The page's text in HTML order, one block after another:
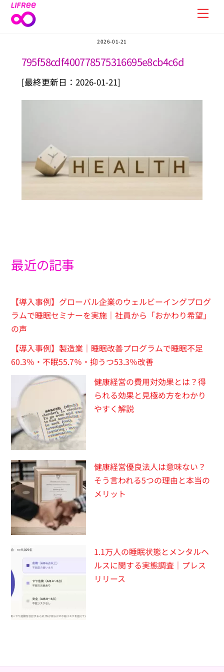
Skip
2026-01-21
795f58cdf400778575316695e8cb4c6d
[最終更新日：2026-01-21]
最近の記事
【導入事例】グローバル企業のウェルビーイングプログ
ラムで睡眠セミナーを実施｜社員から「おかわり希望」
の声
【導入事例】製造業｜睡眠改善プログラムで睡眠不足
60.3％・不眠55.7％・抑うつ53.3％改善
健康経営の費用対効果とは？得
られる効果と見極め方をわかり
やすく解説
健康経営優良法人は意味ない？
そう言われる5つの理由と本当の
メリット
1.1万人の睡眠状態とメンタルヘ
ルスに関する実態調査｜プレス
リリース